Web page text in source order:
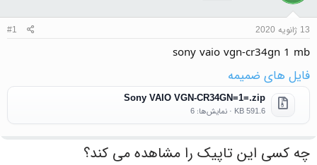
13 ژانویه 2020 #1
sony vaio vgn-cr34gn 1 mb
فایل های ضمیمه
Sony VAIO VGN-CR34GN=1=.zip
591.6 KB · نمایش‌ها: 6
چه کسی این تاپیک را مشاهده می کند؟